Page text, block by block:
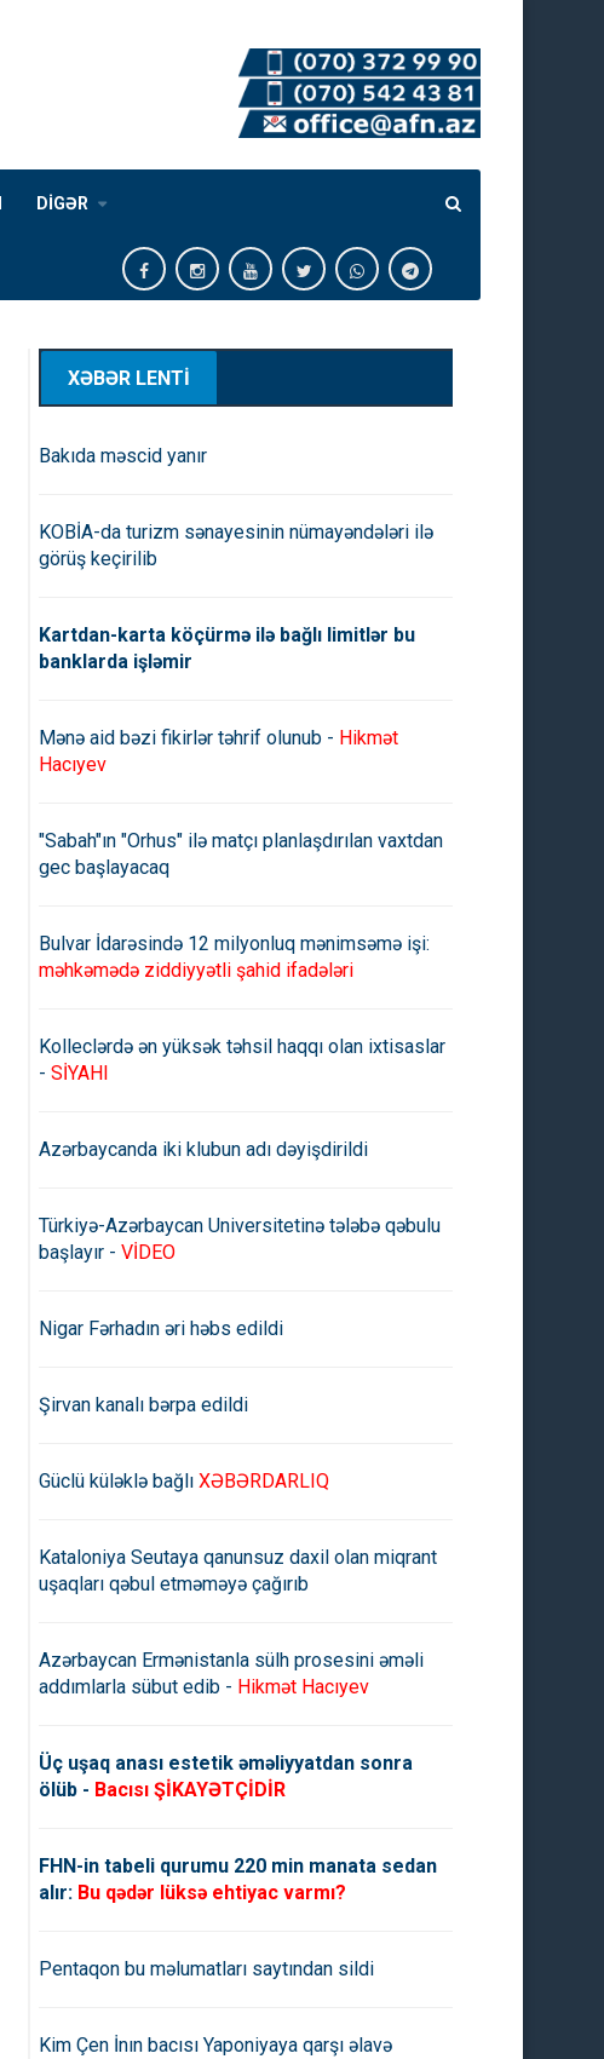
DİGƏR
XƏBƏR LENTİ
Bakıda məscid yanır
KOBİA-da turizm sənayesinin nümayəndələri ilə
görüş keçirilib
Kartdan-karta köçürmə ilə bağlı limitlər bu
banklarda işləmir
Mənə aid bəzi fikirlər təhrif olunub - Hikmət
Hacıyev
"Sabah"ın "Orhus" ilə matçı planlaşdırılan vaxtdan
gec başlayacaq
Bulvar İdarəsində 12 milyonluq mənimsəmə işi:
məhkəmədə ziddiyyətli şahid ifadələri
Kolleclərdə ən yüksək təhsil haqqı olan ixtisaslar
- SİYAHI
Azərbaycanda iki klubun adı dəyişdirildi
Türkiyə-Azərbaycan Universitetinə tələbə qəbulu
başlayır - VİDEO
Nigar Fərhadın əri həbs edildi
Şirvan kanalı bərpa edildi
Güclü küləklə bağlı XƏBƏRDARLIQ
Kataloniya Seutaya qanunsuz daxil olan miqrant
uşaqları qəbul etməməyə çağırıb
Azərbaycan Ermənistanla sülh prosesini əməli
addımlarla sübut edib - Hikmət Hacıyev
Üç uşaq anası estetik əməliyyatdan sonra
ölüb - Bacısı ŞİKAYƏTÇİDİR
FHN-in tabeli qurumu 220 min manata sedan
alır: Bu qədər lüksə ehtiyac varmı?
Pentaqon bu məlumatları saytından sildi
Kim Çen İnın bacısı Yaponiyaya qarşı əlavə